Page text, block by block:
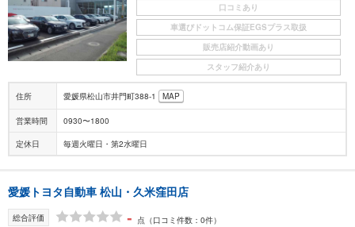
口コミあり
車選びドットコム保証EGSプラス取扱
販売店紹介動画あり
スタッフ紹介あり
住所 愛媛県松山市井門町388-1 MAP
営業時間 0930〜1800
定休日 毎週火曜日・第2水曜日
愛媛トヨタ自動車 松山・久米窪田店
総合評価 - 点 （口コミ件数：0件）